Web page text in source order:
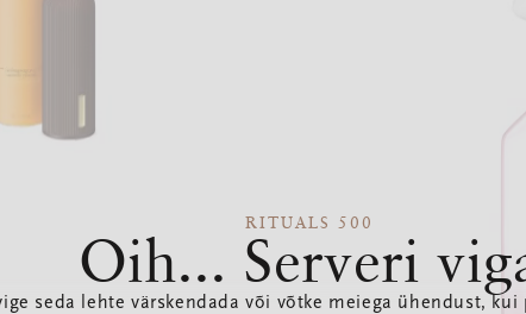
RITUALS 500
Oih... Serveri
seda lehte värskendada või võtke meiega ühendust, kui